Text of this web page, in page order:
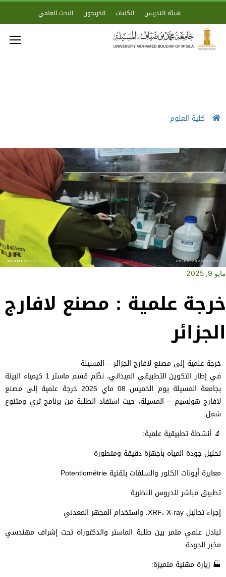
هيئة التدريس الكليات الخريجون البحث العلمي
كلية العلوم
مايو 9, 2025
خرجة علمية : مصنع لافارج
الجزائر
خرجة علمية إلى مصنع لافارج الجزائر – المسيلة
في إطار التكوين التطبيقي الميداني، نظّم قسم ماستر 1 كيمياء البيئة
بجامعة المسيلة يوم الخميس 08 ماي 2025 خرجة علمية إلى مصنع
لافارج هولسيم – المسيلة، حيث استفاد الطلبة من برنامج ثري ومتنوع
شمل:
🔬 أنشطة تطبيقية علمية:
تحليل جودة المياه بأجهزة دقيقة ومتطورة
معايرة أيونات الكلور والسلفات بتقنية Potentiométrie
تطبيق مباشر للدروس النظرية
إجراء تحاليل XRF، X-ray، واستخدام المجهر المعدني
تبادل علمي مثمر بين طلبة الماستر والدكتوراه تحت إشراف مهندسي
مخبر الجودة
🏭 زيارة مهنية متميزة: